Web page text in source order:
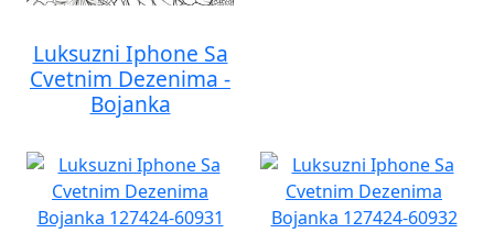
Luksuzni Iphone Sa
Cvetnim Dezenima -
Bojanka